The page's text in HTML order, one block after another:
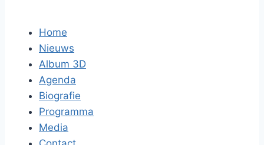
Home
Nieuws
Album 3D
Agenda
Biografie
Programma
Media